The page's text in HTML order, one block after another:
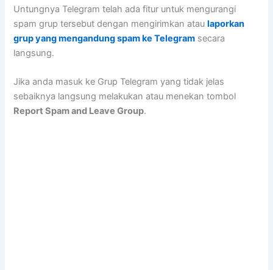
Untungnya Telegram telah ada fitur untuk mengurangi
spam grup tersebut dengan mengirimkan ataulaporkan
grup yang mengandung spam ke Telegram secara
langsung.
Jika anda masuk ke Grup Telegram yang tidak jelas
sebaiknya langsung melakukan atau menekan tombol
Report Spam and Leave Group.